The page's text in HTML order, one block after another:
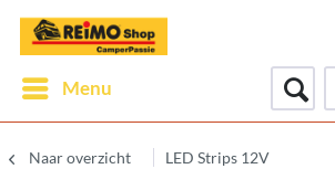
Menu
Naar overzicht LED Strips 12V